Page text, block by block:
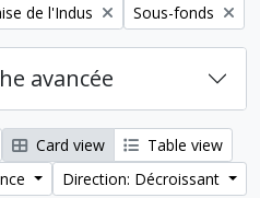
de l'Indus Remove filter:
Sous-fonds
avancée
Card view
Table view
Direction: Décroissant